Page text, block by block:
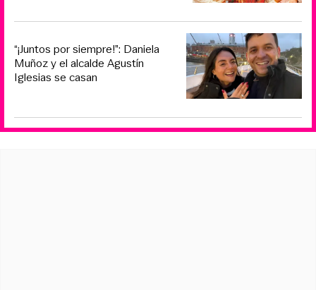
“¡Juntos por siempre!”: Daniela
Muñoz y el alcalde Agustín
Iglesias se casan